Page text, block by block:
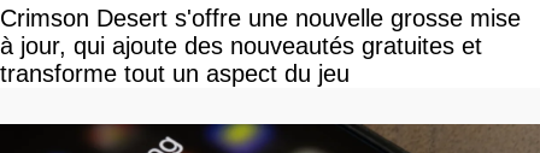
Crimson Desert s'offre une nouvelle grosse mise
à jour, qui ajoute des nouveautés gratuites et
transforme tout un aspect du jeu